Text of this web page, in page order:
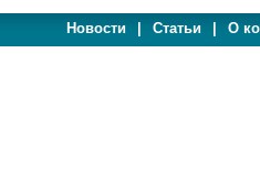
Новости Статьи О